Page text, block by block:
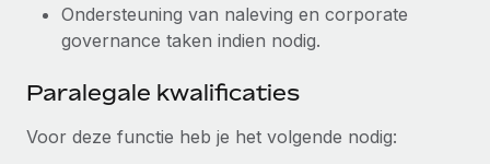
mobiele groeiadviessector, zet zich sinds 2016...
Ondersteuning van naleving en corporate
governance taken indien nodig.
Paralegale kwalificaties
Voor deze functie heb je het volgende nodig: